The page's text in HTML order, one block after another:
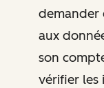
demander
aux
son
vérifier les